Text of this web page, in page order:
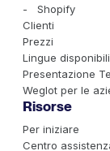
- Shopify
Clienti
Prezzi
Lingue disponibili
Presentazione
Weglot per le
Risorse
Per iniziare
Centro